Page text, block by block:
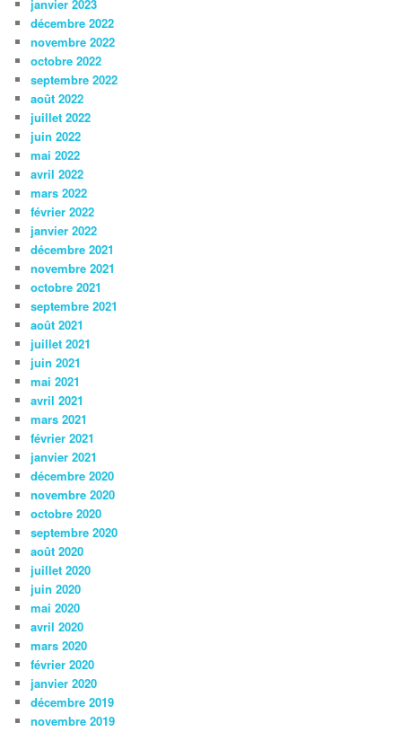
janvier 2023
décembre 2022
novembre 2022
octobre 2022
septembre 2022
août 2022
juillet 2022
juin 2022
mai 2022
avril 2022
mars 2022
février 2022
janvier 2022
décembre 2021
novembre 2021
octobre 2021
septembre 2021
août 2021
juillet 2021
juin 2021
mai 2021
avril 2021
mars 2021
février 2021
janvier 2021
décembre 2020
novembre 2020
octobre 2020
septembre 2020
août 2020
juillet 2020
juin 2020
mai 2020
avril 2020
mars 2020
février 2020
janvier 2020
décembre 2019
novembre 2019